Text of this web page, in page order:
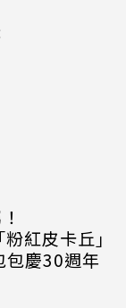
紅皮卡丘」
包慶30週年